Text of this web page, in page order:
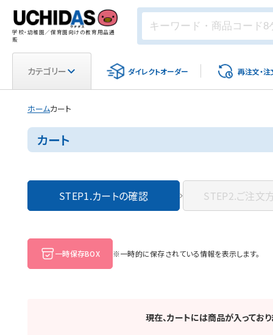
学校・幼稚園／保育園向けの教育用品通
販
カテゴリー ダイレクトオーダー 再注文・注
ホームカート
カート
STEP1.カートの確認 STEP2.ご注文
一時保存BOX ※一時的に保存されている情報を表示します。
現在、カートには商品が入ってお